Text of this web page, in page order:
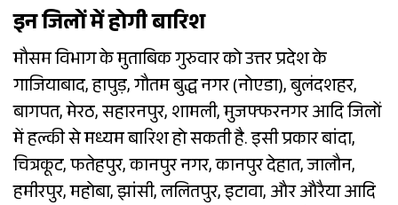
इन जिलों में होगी बारिश
मौसम विभाग के मुताबिक गुरुवार को उत्तर प्रदेश के
गाजियाबाद, हापुड़, गौतम बुद्ध नगर (नोएडा), बुलंदशहर,
बागपत, मेरठ, सहारनपुर, शामली, मुजफ्फरनगर आदि जिलों
में हल्की से मध्यम बारिश हो सकती है. इसी प्रकार बांदा,
चित्रकूट, फतेहपुर, कानपुर नगर, कानपुर देहात, जालौन,
हमीरपुर, महोबा, झांसी, ललितपुर, इटावा, और औरैया आदि